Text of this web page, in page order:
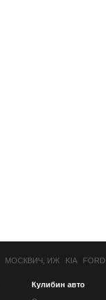
МОСКВИЧ, ИЖ KIA FORD
Кулибин авто